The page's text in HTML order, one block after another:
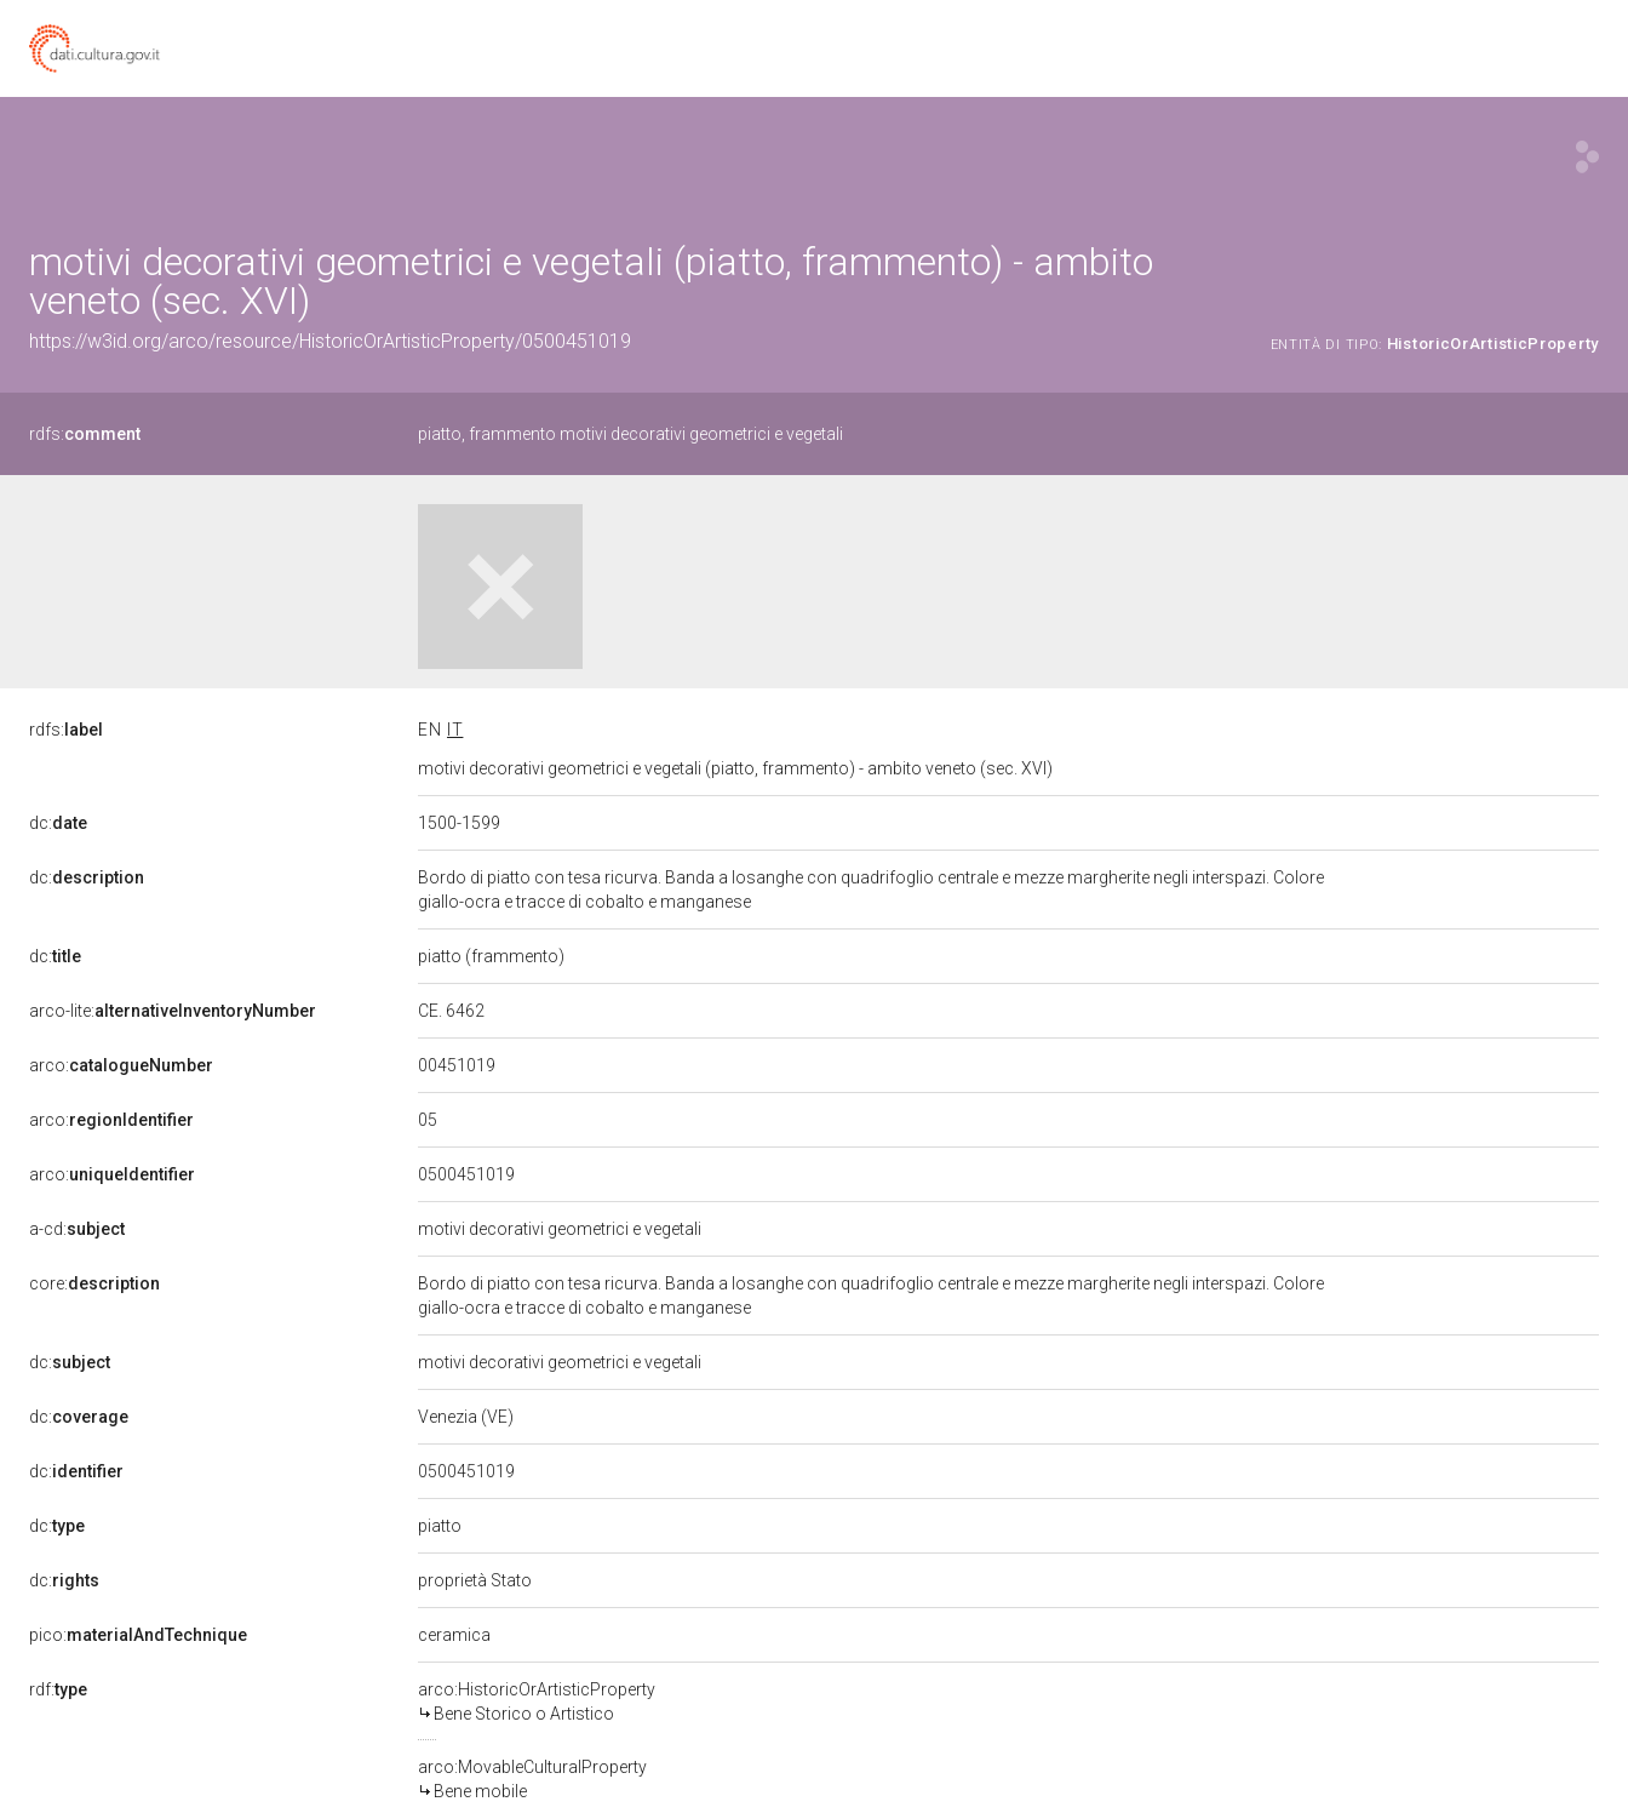
motivi decorativi geometrici e vegetali (piatto, frammento) - ambito
veneto (sec. XVI)
https://w3id.org/arco/resource/HistoricOrArtisticProperty/0500451019 ENTITÀ DI TIPO: HistoricOrArtisticProperty
rdfs:comment piatto, frammento motivi decorativi geometrici e vegetali
rdfs: label EN
IT
motivi decorativi geometrici e vegetali (piatto, frammento) - ambito veneto (sec. XVI)
dc:date 1500-1599
dc:description
Bordo di piatto con tesa ricurva. Banda a losanghe con quadrifoglio centrale e mezze margherite negli interspazi. Colore
giallo-ocra e tracce di cobalto e manganese
dc:title piatto (frammento)
arco-lite:alternativeInventoryNumber CE. 6462
arco:catalogueNumber 00451019
arco:regionIdentifier 05
arco:uniqueIdentifier 0500451019
a-cd:subject motivi decorativi geometrici e vegetali
core:description
Bordo di piatto con tesa ricurva. Banda a losanghe con quadrifoglio centrale e mezze margherite negli interspazi. Colore
giallo-ocra e tracce di cobalto e manganese
dc:subject motivi decorativi geometrici e vegetali
dc:coverage Venezia (VE)
dc:identifier 0500451019
dc:type piatto
dc:rights proprietà Stato
pico:materialAndTechnique ceramica
rdf:type
arco:HistoricOrArtisticProperty
Bene Storico o Artistico
arco:MovableCulturalProperty
Bene mobile